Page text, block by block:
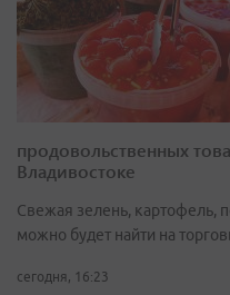
продовольственных
Владивостоке
Свежая зелень, картофель,
можно будет найти на
сегодня, 16:23